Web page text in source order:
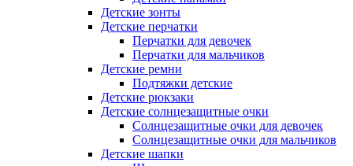
Детские зонты
Детские перчатки
Перчатки для девочек
Перчатки для мальчиков
Детские ремни
Подтяжки детские
Детские рюкзаки
Детские солнцезащитные очки
Солнцезащитные очки для девочек
Солнцезащитные очки для мальчиков
Детские шапки